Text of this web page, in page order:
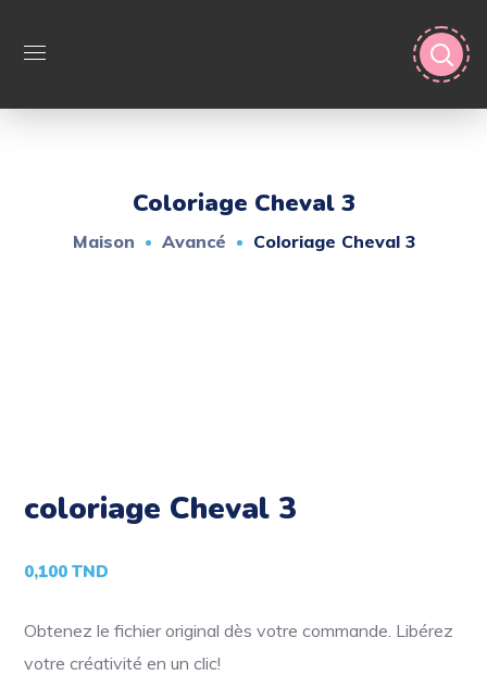
Coloriage Cheval 3
Maison Avancé Coloriage Cheval 3
coloriage Cheval 3
0,100TND
Obtenez le fichier original dès votre commande. Libérez
votre créativité en un clic!